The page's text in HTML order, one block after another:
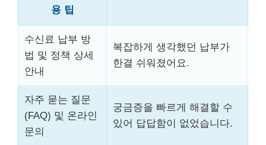
용 팁
수신료 납부 방
법 및 정책 상세
안내
복잡하게 생각했던 납부가
한결 쉬워졌어요.
자주 묻는 질문
(FAQ) 및 온라인
문의
궁금증을 빠르게 해결할 수
있어 답답함이 없었습니다.